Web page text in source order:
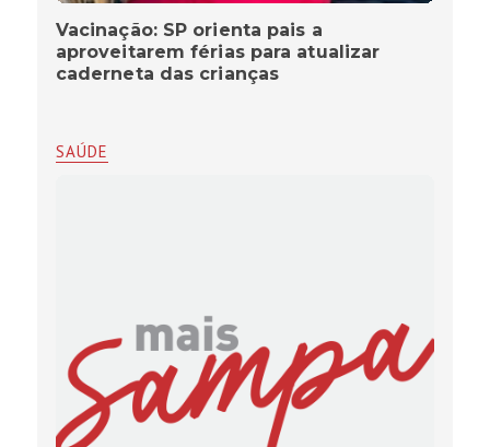
Vacinação: SP orienta pais a
aproveitarem férias para atualizar
caderneta das crianças
SAÚDE